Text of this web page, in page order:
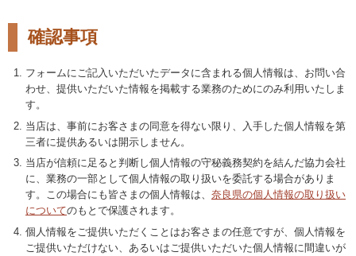
確認事項
フォームにご記入いただいたデータに含まれる個人情報は、お問い合
わせ、提供いただいた情報を掲載する業務のためにのみ利用いたしま
す。
当店は、事前にお客さまの同意を得ない限り、入手した個人情報を第
三者に提供あるいは開示しません。
当店が信頼に足ると判断し個人情報の守秘義務契約を結んだ協力会社
に、業務の一部として個人情報の取り扱いを委託する場合がありま
す。この場合にも皆さまの個人情報は、 奈良県の個人情報の取り扱い
についてのもとで保護されます。
個人情報をご提供いただくことはお客さまの任意ですが、個人情報を
ご提供いただけない、あるいはご提供いただいた個人情報に間違いが